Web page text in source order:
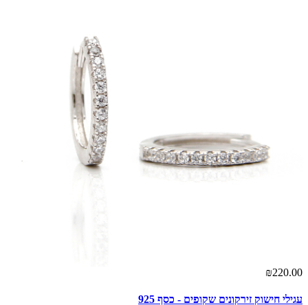
₪220.00
עגילי חישוק זירקונים שקופים - כסף 925